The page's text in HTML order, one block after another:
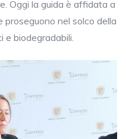
Oggi la guida è affidata a
nel solco della
e biodegradabili.